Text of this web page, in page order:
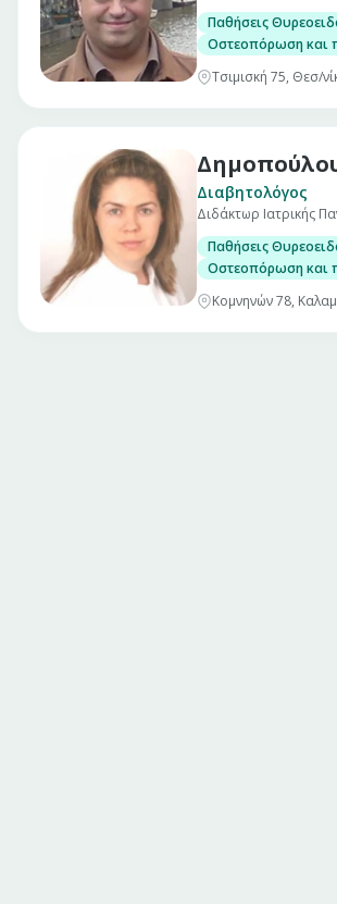
Παθήσεις
Οστεοπόρωση και
Τσιμισκή 75, Θεσ/
Διαβητολόγος
Διδάκτωρ Ιατρικής
Παθήσεις
Οστεοπόρωση και
Κομνηνών 78,